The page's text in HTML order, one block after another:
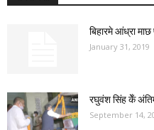
बिहारमे आंध्रा
January 31, 2019
रघुवंश सिंह केँ अंतिम
September 14,